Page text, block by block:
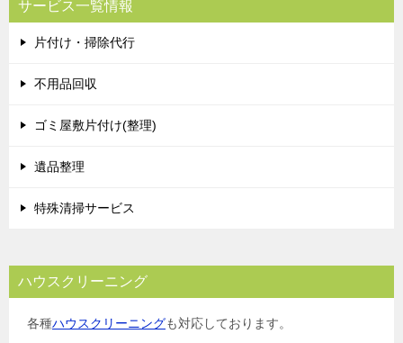
サービス一覧情報
片付け・掃除代行
不用品回収
ゴミ屋敷片付け(整理)
遺品整理
特殊清掃サービス
ハウスクリーニング
各種ハウスクリーニングも対応しております。